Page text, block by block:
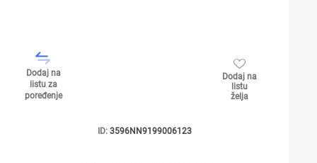
Dodaj na
listu za
poređenje
Dodaj na
listu
želja
ID: 3596NN9199006123